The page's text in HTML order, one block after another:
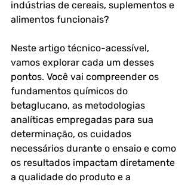
indústrias de cereais, suplementos e
alimentos funcionais?
Neste artigo técnico-acessível,
vamos explorar cada um desses
pontos. Você vai compreender os
fundamentos químicos do
betaglucano, as metodologias
analíticas empregadas para sua
determinação, os cuidados
necessários durante o ensaio e como
os resultados impactam diretamente
a qualidade do produto e a